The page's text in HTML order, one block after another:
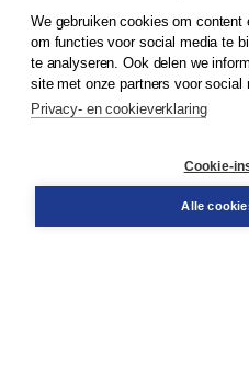
© 2026Koninklijke Boom
Klantenservice
Service & informatie
Contact
We gebruiken cookies om
om functies voor social media te
te analyseren. Ook delen we
site met onze partners voor social
Privacy- en cookieverklaring
Cookie-
Alle